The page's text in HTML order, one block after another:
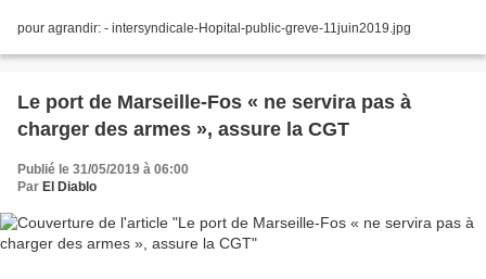
pour agrandir: - intersyndicale-Hopital-public-greve-11juin2019.jpg
Le port de Marseille-Fos « ne servira pas à
charger des armes », assure la CGT
Publié le 31/05/2019 à 06:00
Par El Diablo